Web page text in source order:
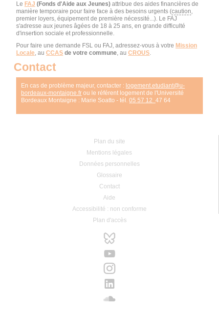
Le FAJ (Fonds d'Aide aux Jeunes) attribue des aides financières de
manière temporaire pour faire face à des besoins urgents (caution,
premier loyers, équipement de première nécessité...). Le FAJ
s'adresse aux jeunes âgées de 18 à 25 ans, en grande difficulté
d'insertion sociale et professionnelle.
Pour faire une demande FSL ou FAJ, adressez-vous à votre Mission
Locale, auCCAS de votre commune, auCROUS.
Contact
En cas de problème majeur, contacter : logement.etudiant@u-
bordeaux-montaigne.fr ou le référent logement de l'Université
Bordeaux Montaigne : Marie Soatto - tél.05 57 1247 64
Plan du site
Mentions légales
Données personnelles
Glossaire
Contact
Aide
Accessibilité : non conforme
Plan d'accès